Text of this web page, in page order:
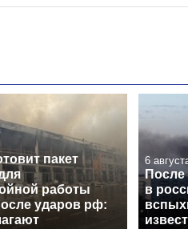
пакет
работы
ударов рф:
6
После
в